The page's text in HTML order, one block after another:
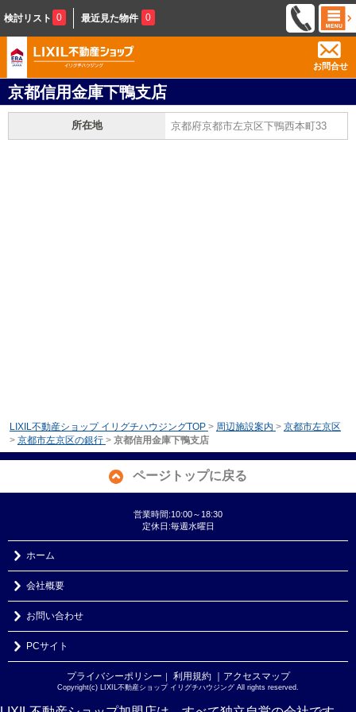
検討リスト 0 最近見た物件 0
お問合せ
京都信用金庫下鴨支店
所在地 京都府京都市左京区下鴨西本町33
LIXIL不動産ショップ イリグチハウジングTOP > 周辺施設案内 > 京都市左京区
> 京都市左京区の銀行 > 京都信用金庫下鴨支店
ページトップに戻る
営業時間:10:00～18:30
定休日:毎週水曜日
ホーム
会社概要
お問い合わせ
PCサイト
プライバシーポリシー ｜ 利用規約 ｜アクセスマップ
Copyright(c) LIXIL不動産ショップ イリグチハウジング All rights reserved.